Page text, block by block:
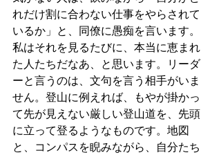
れだけ割に合わない仕事をやらされて
いるか」と、同僚に愚痴を言います。
私はそれを見るたびに、本当に恵まれ
た人たちだなあ、と思います。リーダ
ーと言うのは、文句を言う相手がいま
せん。登山に例えれば、もやが掛かっ
て先が見えない厳しい登山道を、先頭
に立って登るようなものです。地図
と、コンパスを睨みながら、自分たち